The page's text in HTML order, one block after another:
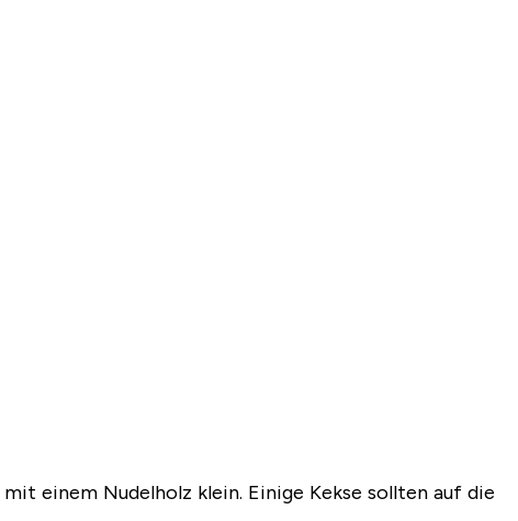
einem Nudelholz klein. Einige Kekse sollten auf die